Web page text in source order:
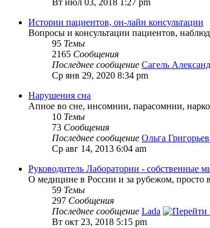
Вт июл 03, 2018 1:27 pm
Истории пациентов, он-лайн консультации
Вопросы и консультации пациентов,
95 Темы
2165 Сообщения
Последнее сообщение Сагель
Ср янв 29, 2020 8:34 pm
Нарушения сна
Апное во сне, инсомнии, парасомнии,
10 Темы
73 Сообщения
Последнее сообщение Ольга
Ср авг 14, 2013 6:04 am
Руководитель Лаборатории - собственные
О медицине в России и за рубежом, просто
59 Темы
297 Сообщения
Последнее сообщение Lada
Вт окт 23, 2018 5:15 pm